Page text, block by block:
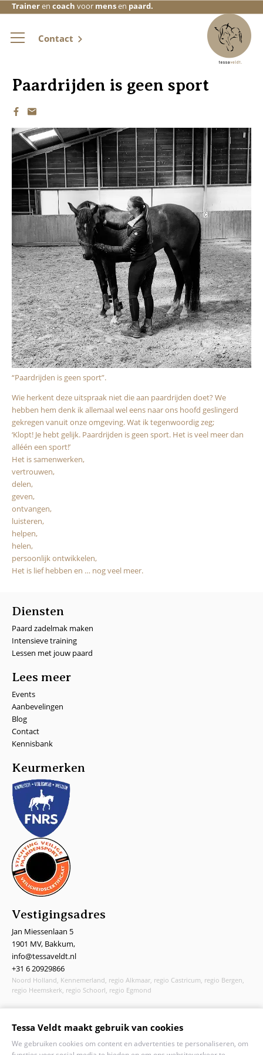
Tessa Veldt maakt gebruik van cookies
We gebruiken cookies om content en advertenties te personaliseren, om
Traineren coach voor mensen paard.
Contact
Paardrijden is geen sport
“Paardrijden is geen sport”.
Wie herkent deze uitspraak niet die aan paardrijden doet? We
hebben hem denk ik allemaal wel eens naar ons hoofd geslingerd
gekregen vanuit onze omgeving. Wat ik tegenwoordig zeg;
‘Klopt! Je hebt gelijk. Paardrijden is geen sport. Het is veel meer dan
alléén een sport!’
Het is samenwerken,
vertrouwen,
delen,
geven,
ontvangen,
luisteren,
helpen,
helen,
persoonlijk ontwikkelen,
Het is lief hebben en … nog veel meer.
Diensten
Paard zadelmak maken
Intensieve training
Lessen met jouw paard
Lees meer
Events
Aanbevelingen
Blog
Contact
Kennisbank
Keurmerken
Vestigingsadres
Jan Miessenlaan 5
1901 MV, Bakkum,
info@tessaveldt.nl
+31 6 20929866
Noord Holland, Kennemerland, regio Alkmaar, regio Castricum, regio Bergen,
regio Heemskerk, regio Schoorl, regio Egmond